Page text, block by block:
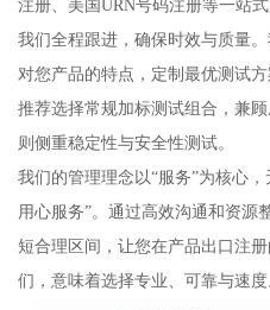
注册、美国URN号码注册等一站
我们全程跟进，确保时效与质量
对您产品的特点，定制最优测试
推荐选择常规加标测试组合，兼
则侧重稳定性与安全性测试。
我们的管理理念以“服务”为核心，
用心服务”。通过高效沟通和资源
短合理区间，让您在产品出口注
们，意味着选择专业、可靠与速度